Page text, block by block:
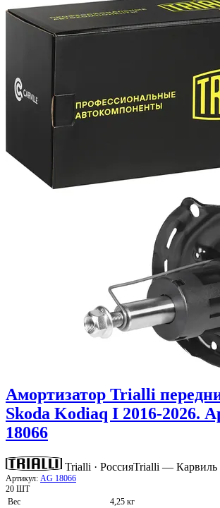
Амортизатор Trialli
Skoda Kodiaq I 2016-2026.
18066
Trialli · РоссияTrialli — Карвиль
Артикул: AG 18066
20 ШТ
Вес
4,25 кг